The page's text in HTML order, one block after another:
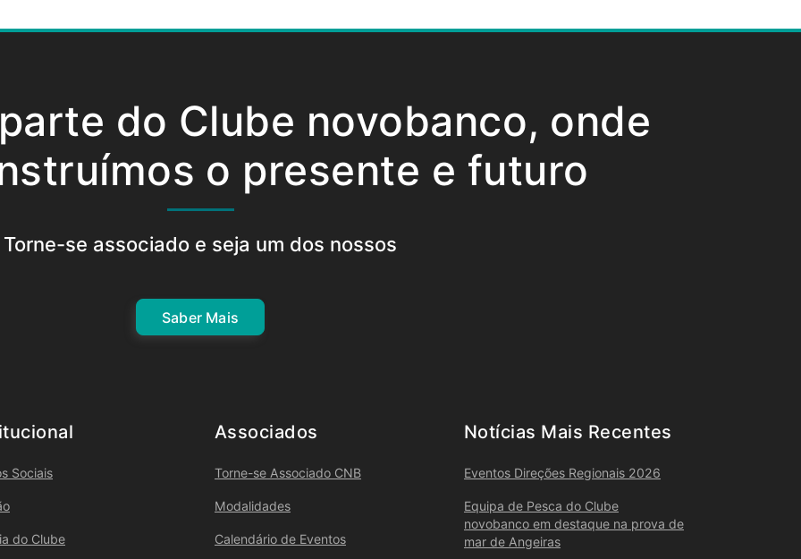
do Clube novobanco, onde
o presente e futuro
Torne-se associado e seja um dos nossos
Saber Mais
Sociais
do Clube
Associados
Torne-se Associado CNB
Modalidades
Calendário de Eventos
Notícias Mais Recentes
Eventos Direções Regionais 2026
Equipa de Pesca do Clube
novobanco em destaque na prova de
mar de Angeiras